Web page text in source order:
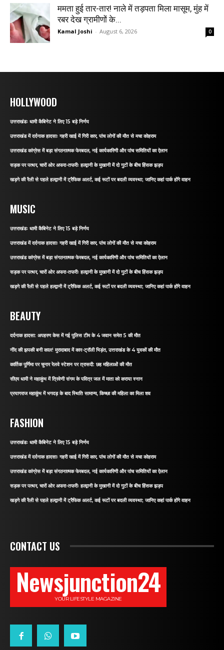
ममता हुई तार-तार! नाले में तड़पता मिला मासूम, मुंह में
रबर देख ग्रामीणों के...
Kamal Joshi - August 6, 2026 0
HOLLYWOOD
उत्तराखंडः धामी कैबिनेट ने लिए 15 बड़े निर्णय
उत्तराखंड में दर्दनाक हादसाः गहरी खाई में गिरी कार, पांच लोगों की मौत से मचा कोहराम
उत्तराखंड कांग्रेस में बड़ा संगठनात्मक फेरबदल, नई कार्यकारिणी और पांच समितियों का ऐलान
सड़क पर पत्थर, चारों ओर अफरा-तफरीः हल्द्वानी के मुखानी में दो गुटों के बीच हिंसक झड़प
खड़गे की रैली से पहले हल्द्वानी में ट्रैफिक अलर्ट, कई रूटों पर बदली व्यवस्था; जानिए कहां पार्क होंगे वाहन
MUSIC
उत्तराखंडः धामी कैबिनेट ने लिए 15 बड़े निर्णय
उत्तराखंड में दर्दनाक हादसाः गहरी खाई में गिरी कार, पांच लोगों की मौत से मचा कोहराम
उत्तराखंड कांग्रेस में बड़ा संगठनात्मक फेरबदल, नई कार्यकारिणी और पांच समितियों का ऐलान
सड़क पर पत्थर, चारों ओर अफरा-तफरीः हल्द्वानी के मुखानी में दो गुटों के बीच हिंसक झड़प
खड़गे की रैली से पहले हल्द्वानी में ट्रैफिक अलर्ट, कई रूटों पर बदली व्यवस्था; जानिए कहां पार्क होंगे वाहन
BEAUTY
दर्दनाक हादसा: अपहरण केस में गई पुलिस टीम के 4 जवान समेत 5 की मौत
नींद की झपकी बनी काल! मुरादाबाद में कार-ट्रॉली भिड़ंत, उत्तराखंड के 4 युवकों की मौत
कार्तिक पूर्णिमा पर चुनार रेलवे स्टेशन पर त्रासदी: छह महिलाओं की मौत
सीएम धामी ने महाकुंभ में त्रिवेणी संगम के पवित्र जल में माता को कराया स्नान
प्रयागराज महाकुंभ में भगदड़ के बाद स्थिति सामान्य, किच्छा की महिला का मिला शव
FASHION
उत्तराखंडः धामी कैबिनेट ने लिए 15 बड़े निर्णय
उत्तराखंड में दर्दनाक हादसाः गहरी खाई में गिरी कार, पांच लोगों की मौत से मचा कोहराम
उत्तराखंड कांग्रेस में बड़ा संगठनात्मक फेरबदल, नई कार्यकारिणी और पांच समितियों का ऐलान
सड़क पर पत्थर, चारों ओर अफरा-तफरीः हल्द्वानी के मुखानी में दो गुटों के बीच हिंसक झड़प
खड़गे की रैली से पहले हल्द्वानी में ट्रैफिक अलर्ट, कई रूटों पर बदली व्यवस्था; जानिए कहां पार्क होंगे वाहन
CONTACT US
Newsjunction24
YOUR LIFESTYLE MAGAZINE